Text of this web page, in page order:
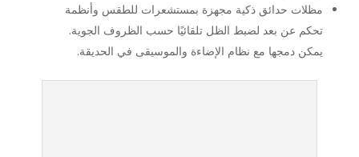
مظلات حدائق ذكية مجهزة بمستشعرات للطقس وأنظمة
تحكم عن بعد لضبط الظل تلقائيًا حسب الظروف الجوية.
يمكن دمجها مع نظام الإضاءة والموسيقى في الحديقة.